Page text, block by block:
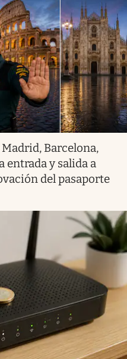
Barcelona,
entrada y salida a
del pasaporte